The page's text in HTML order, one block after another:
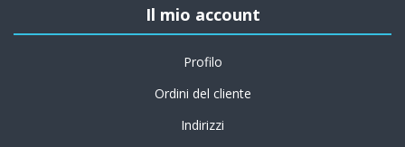
Il mio account
Profilo
Ordini del cliente
Indirizzi